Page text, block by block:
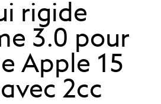
rigide
3.0 pour
Apple 15
2cc